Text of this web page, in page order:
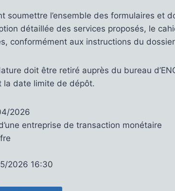
soumettre l’ensemble des formulaires et
détaillée des services proposés, le
conformément aux instructions du dossier
doit être retiré auprès du bureau
la date limite de dépôt.
2026
entreprise de transaction monétaire
2026 16:30